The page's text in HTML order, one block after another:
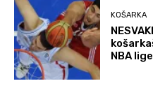
KOŠARKA
NBA